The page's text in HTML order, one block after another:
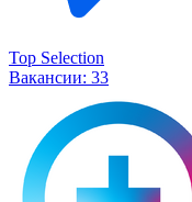
Top Selection
Вакансии: 33